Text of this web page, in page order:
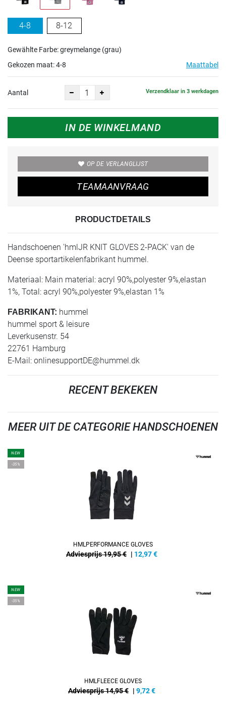
4-8 8-12
Gewählte Farbe: greymelange (grau)
Gekozen maat:4-8 Maattabel
Aantal Verzendklaar in 3 werkdagen
IN DE WINKELMAND
OP DE VERLANGLIJST
TEAMAANVRAAG
PRODUCTDETAILS
Handschoenen 'hmlJR KNIT GLOVES 2-PACK' van de
Deense sportartikelenfabrikant hummel.
Materiaal: Main material: acryl 90%,polyester 9%,elastan
1%, Total: acryl 90%,polyester 9%,elastan 1%
FABRIKANT: hummel
hummel sport & leisure
Leverkusenstr. 54
22761 Hamburg
E-Mail: onlinesupportDE@hummel.dk
RECENT BEKEKEN
MEER UIT DE CATEGORIE HANDSCHOENEN
NEW
-35%
HMLPERFORMANCE GLOVES
Adviesprijs 19,95 € | 12,97€
NEW
-35%
HMLFLEECE GLOVES
Adviesprijs 14,95 € | 9,72€